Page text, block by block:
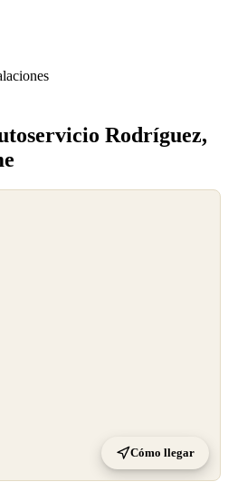
Rodríguez,
Cómo llegar